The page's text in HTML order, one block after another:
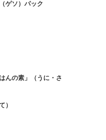
ゲソ）パック
んの素」（うに・さ
）